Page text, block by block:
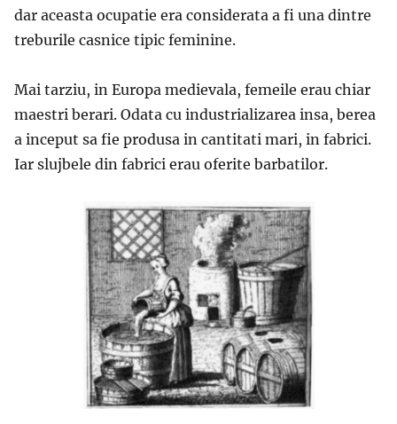
dar aceasta ocupatie era considerata a fi una dintre
treburile casnice tipic feminine.
Mai tarziu, in Europa medievala, femeile erau chiar
maestri berari. Odata cu industrializarea insa, berea
a inceput sa fie produsa in cantitati mari, in fabrici.
Iar slujbele din fabrici erau oferite barbatilor.